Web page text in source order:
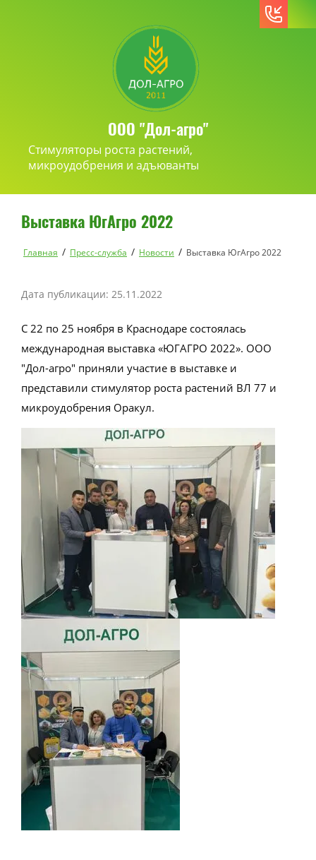
ООО "Дол-агро"
Стимуляторы роста растений,
микроудобрения и адъюванты
Дата публикации: 25.11.2022
С 22 по 25 ноября в Краснодаре состоялась
международная выставка «ЮГАГРО 2022». ООО
"Дол-агро" приняли участие в выставке и
представили стимулятор роста растений ВЛ 77 и
микроудобрения Оракул.
Главная / Пресс-служба / Новости / Выставка ЮгАгро 2022
Выставка ЮгАгро 2022